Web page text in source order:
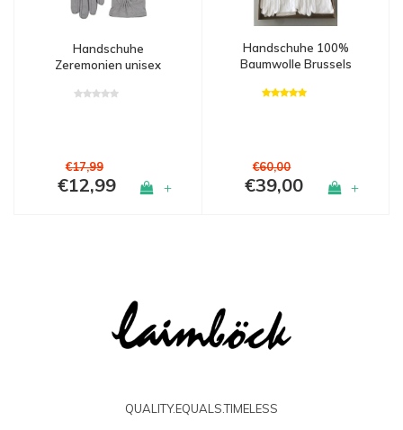
Handschuhe
Zeremonien unisex
€17,99
€12,99 +
Handschuhe 100%
Baumwolle Brussels
€60,00
€39,00 +
QUALITY.EQUALS.TIMELESS